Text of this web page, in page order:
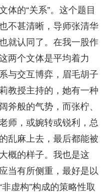
体的“关系”。这个题目
不甚清晰，导师张清华
就认同了。在我一股作
两个文体是平均着力
与交互博弈，眉毛胡子
教授主持的，她有一种
斧般的气势，而张柠、
师，或婉转或锐利，总
乱麻上去，最后都能被
概的样子。我也是这
当有所侧重，最好是以
虚构”构成的策略性取